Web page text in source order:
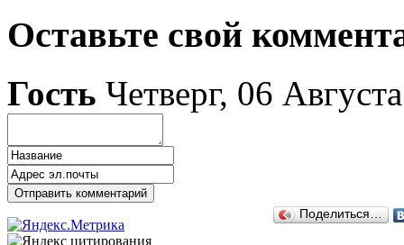
Оставьте свой
Гость Четверг, 06
Поделиться…